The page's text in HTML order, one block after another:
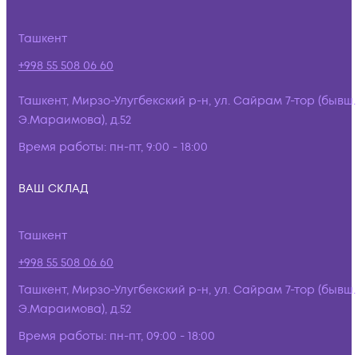
Ташкент
+998 55 508 06 60
Ташкент, Мирзо-Улугбекский р-н, ул. Сайрам 7-тор (бывш.
Э.Мараимова), д.52
Время работы: пн-пт, 9:00 - 18:00
ВАШ СКЛАД
Ташкент
+998 55 508 06 60
Ташкент, Мирзо-Улугбекский р-н, ул. Сайрам 7-тор (бывш.
Э.Мараимова), д.52
Время работы: пн-пт, 09:00 - 18:00